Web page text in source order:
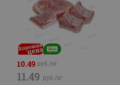
10.49 руб./кг
11.49 руб./кг